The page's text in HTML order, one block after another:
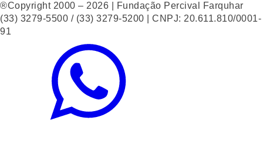
®Copyright 2000 – 2026 | Fundação Percival Farquhar
(33) 3279-5500 / (33) 3279-5200 | CNPJ: 20.611.810/0001-
91